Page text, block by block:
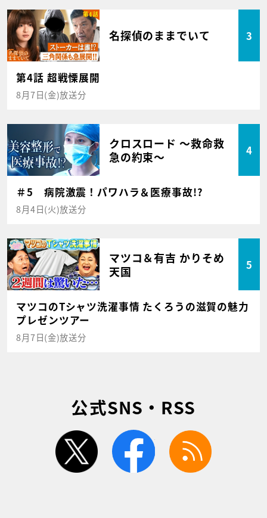
名探偵のままでいて 3
第4話 超戦慄展開
8月7日(金)放送分
クロスロード ～救命救
急の約束～
4
＃5 病院激震！パワハラ＆医療事故!?
8月4日(火)放送分
マツコ＆有吉 かりそめ
天国
5
マツコのTシャツ洗濯事情 たくろうの滋賀の魅力
プレゼンツアー
8月7日(金)放送分
公式SNS・RSS
twitter facebook